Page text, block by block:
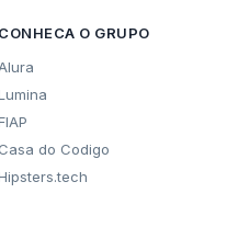
CONHECA O GRUPO
Casa do Codigo